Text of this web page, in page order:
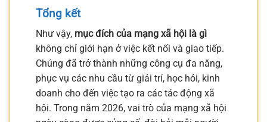
Tổng kết
Như vậy, mục đích của mạng xã hội là gì
không chỉ giới hạn ở việc kết nối và giao tiếp.
Chúng đã trở thành những công cụ đa năng,
phục vụ các nhu cầu từ giải trí, học hỏi, kinh
doanh cho đến việc tạo ra các tác động xã
hội. Trong năm 2026, vai trò của mạng xã hội